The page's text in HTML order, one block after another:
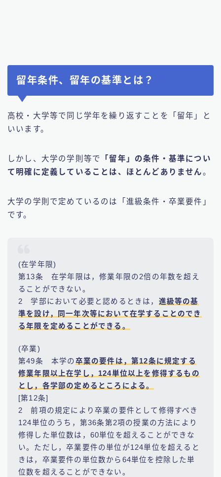
留年条件、留年の基準とは？
高校・大学等で同じ学年を繰り返すことを「留年」と
いいます。
しかし、大学の学則等で
「留年」の条件・基準につい
て明確に定義していることは、ほとんどありません。
大学の学則で定めているのは「進級条件・卒業要件」
です。
(在学年限)
第13条 在学年限は，修業年限の2倍の年数を超え
ることができない。
2 学部において必要と認めるときは， 進級等の基
準を設け，同一年次等において在学することのでき
る年限を定めることができる。
(卒業)
第49条 本学の卒業の要件は，第12条に規定する
修業年限以上在学し，124単位以上を修得するもの
とし，各学部の定めるところによる。
[第12条]
2 前項の規定により卒業の要件として修得すべき
124単位のうち，第36条第2項の授業の方法により
修得した単位数は，60単位を超えることができな
い。ただし，卒業要件の単位が124単位を超えると
きは，卒業要件の単位数から64単位を控除した単
位数を超えることができない。